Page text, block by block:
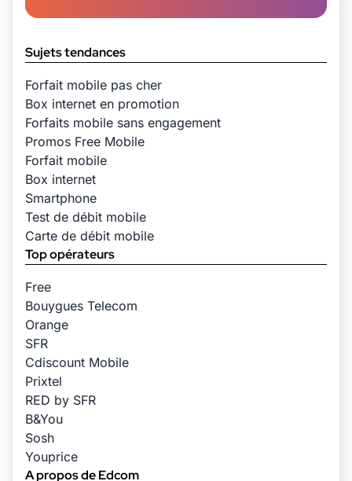
Sujets tendances
Forfait mobile pas cher
Box internet en promotion
Forfaits mobile sans engagement
Promos Free Mobile
Forfait mobile
Box internet
Smartphone
Test de débit mobile
Carte de débit mobile
Top opérateurs
Free
Bouygues Telecom
Orange
SFR
Cdiscount Mobile
Prixtel
RED by SFR
B&You
Sosh
Youprice
A propos de Edcom